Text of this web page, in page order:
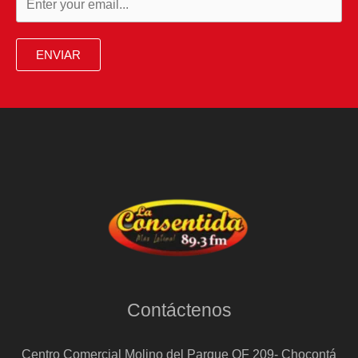
triunfador
la
ENVIAR
Contáctenos
Centro Comercial Molino del Parque OF 209- Chocontá